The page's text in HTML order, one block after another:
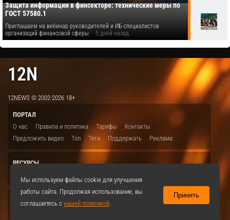
Защита информации в финсекторе: технические меры по
ГОСТ 57580.1
Приглашаем на вебинар руководителей и ИБ-специалистов
организаций финансовой сферы
5 дней назад
12N
12NEWS © 2002-2026 18+
ПОРТАЛ
О нас
Правила и политика Тарифы
Контакты
Предложить видео
Топ Теги Поддержать Реклама
РЕСУРСЫ
Мы используем файлы cookie для улучшения
работы сайта. Продолжая использование, вы
соглашаетесь с нашей политикой.
Принять